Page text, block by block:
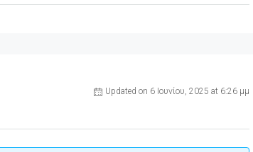
Updated on 6 Ιουνίου, 2025 at 6:26 μμ